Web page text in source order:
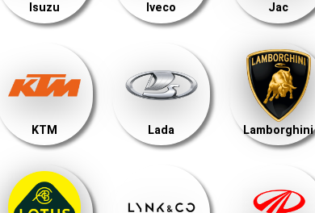
Isuzu Iveco Jac
KTM Lada Lamborghini